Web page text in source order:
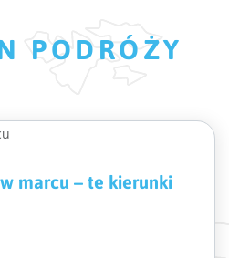
PODRÓŻY
marcu – te kierunki